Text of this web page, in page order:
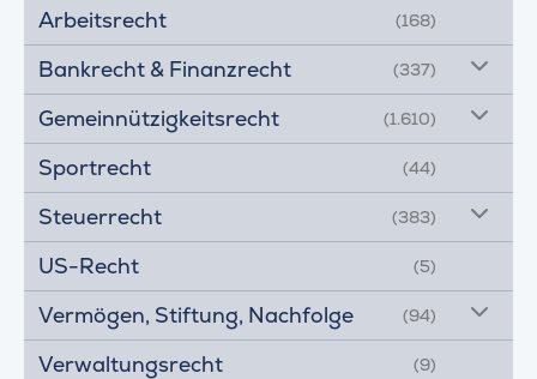
Arbeitsrecht (168)
Bankrecht & Finanzrecht (337)
Gemeinnützigkeitsrecht (1.610)
Sportrecht (44)
Steuerrecht (383)
US-Recht (5)
Vermögen, Stiftung, Nachfolge (94)
Verwaltungsrecht (9)